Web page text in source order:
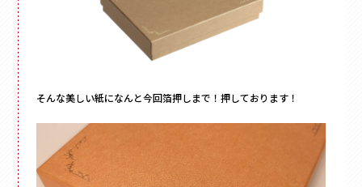
そんな美しい紙になんと今回箔押しまで！押しております！